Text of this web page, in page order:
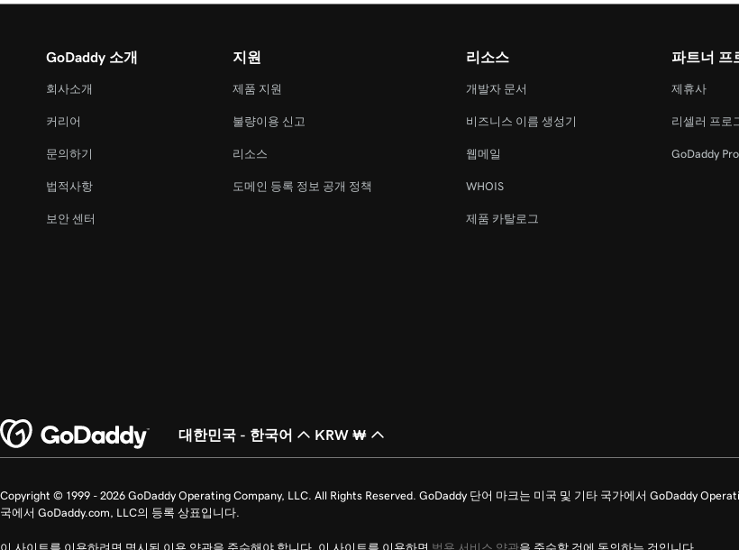
GoDaddy 소개
회사소개
커리어
문의하기
법적사항
보안 센터
지원
제품 지원
불량이용 신고
리소스
도메인 등록 정보 공개 정책
리소스
개발자 문서
비즈니스 이름 생성기
웹메일
WHOIS
제품 카탈로그
파트너 프
제휴사
리셀러 프로
GoDaddy Pro
대한민국 - 한국어 KRW ₩
Copyright © 1999 - 2026 GoDaddy Operating Company, LLC. All Rights Reserved. GoDaddy 단어 마크는 미국 및 기타 국가에서 GoDaddy
국에서 GoDaddy.com, LLC의 등록 상표입니다.
이 사이트를 이용하려면 명시된 이용 약관을 준수해야 합니다. 이 사이트를 이용하면 범용 서비스 약관을 준수할 것에 동의하는 것입니다.